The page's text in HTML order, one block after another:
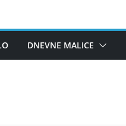
DNEVNE MALICE